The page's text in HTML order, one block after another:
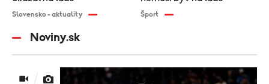
Slovensko - aktuality Šport
Noviny.sk